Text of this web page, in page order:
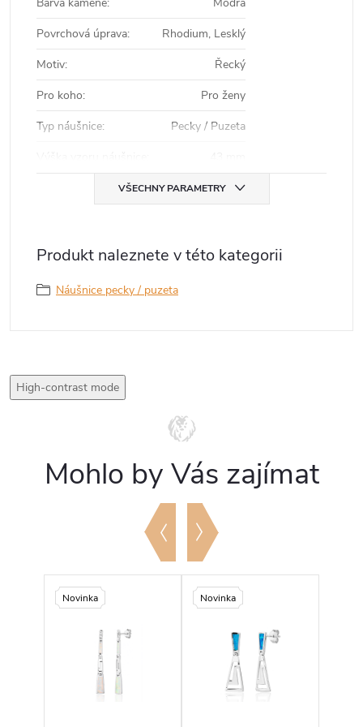
Povrchová úprava:
Rhodium, Lesklý
Motiv:
Řecký
Pro koho:
Pro ženy
Typ náušnice:
Pecky / Puzeta
VŠECHNY PARAMETRY
Produkt naleznete v této kategorii
Náušnice pecky / puzeta
High-contrast mode
Mohlo by Vás zajímat
Novinka Novinka